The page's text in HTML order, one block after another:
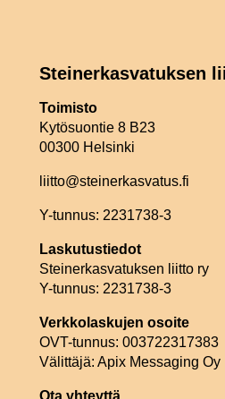
Steinerkasvatuksen
Toimisto
Kytösuontie 8 B23
00300 Helsinki
liitto@steinerkasvatus.fi
Y-tunnus: 2231738-3
Laskutustiedot
Steinerkasvatuksen liitto ry
Y-tunnus: 2231738-3
Verkkolaskujen osoite
OVT-tunnus: 003722317383
Välittäjä: Apix Messaging Oy